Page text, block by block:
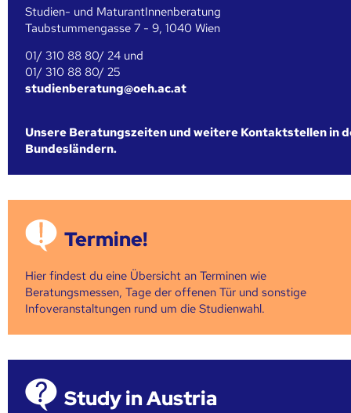
Studien- und MaturantInnenberatung
Taubstummengasse 7 - 9, 1040 Wien
01/ 310 88 80/ 24 und
01/ 310 88 80/ 25
studienberatung@oeh.ac.at
Unsere Beratungszeiten und weitere Kontaktstellen in
Bundesländern.
Termine!
Hier findest du eine Übersicht an Terminen wie
Beratungsmessen, Tage der offenen Tür und sonstige
Infoveranstaltungen rund um die Studienwahl.
Study in Austria